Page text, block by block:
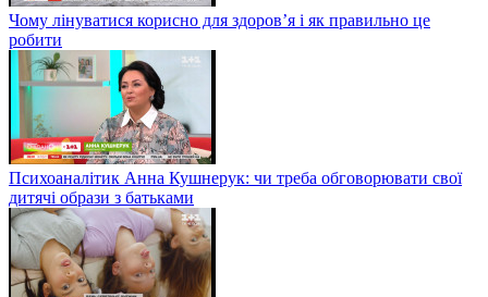
Чому лінуватися корисно для здоров’я і як правильно це
робити
Психоаналітик Анна Кушнерук: чи треба обговорювати свої
дитячі образи з батьками